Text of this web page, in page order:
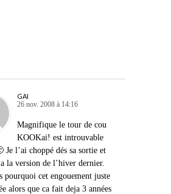
GAI
26 nov. 2008 à 14:16
Magnifique le tour de cou
KOOKai! est introuvable
Je l’ai choppé dés sa sortie et
la version de l’hiver dernier.
pourquoi cet engouement juste
alors que ca fait deja 3 années